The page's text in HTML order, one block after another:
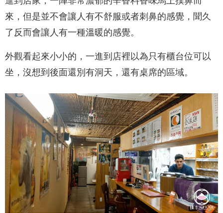
來，但是並不會讓人有不舒服或者刺鼻的感覺，聞久
了反而會讓人有一種溫暖的感覺。
外觀看起來小小的，一進到店裡以為只有櫃台位可以
坐，沒想到後面還別有洞天，還有桌席的區域。